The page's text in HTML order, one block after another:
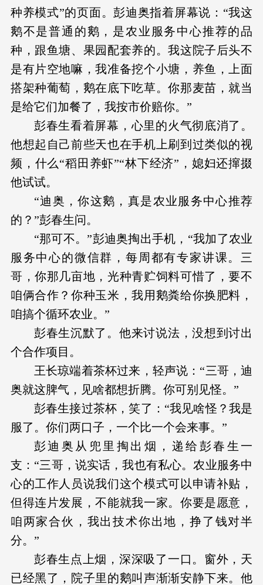
种养模式”的页面。彭迪奥指着屏幕说：“我这
鹅不是普通的鹅，是农业服务中心推荐的品
种，跟鱼塘、果园配套养的。我这院子后头不
是有片空地嘛，我准备挖个小塘，养鱼，上面
搭架种葡萄，鹅在底下吃草。你那麦苗，就当
是给它们加餐了，我按市价赔你。”
彭春生看着屏幕，心里的火气彻底消了。
他想起自己前些天也在手机上刷到过类似的视
频，什么“稻田养虾”“林下经济”，媳妇还撺掇
他试试。
“迪奥，你这鹅，真是农业服务中心推荐
的？”彭春生问。
“那可不。”彭迪奥掏出手机，“我加了农业
服务中心的微信群，每周都有专家讲课。三
哥，你那几亩地，光种青贮饲料可惜了，要不
咱俩合作？你种玉米，我用鹅粪给你换肥料，
咱搞个循环农业。”
彭春生沉默了。他来讨说法，没想到讨出
个合作项目。
王长琼端着茶杯过来，轻声说：“三哥，迪
奥就这脾气，见啥都想折腾。你可别见怪。”
彭春生接过茶杯，笑了：“我见啥怪？我是
服了。你们两口子，一个比一个会来事。”
彭迪奥从兜里掏出烟，递给彭春生一
支：“三哥，说实话，我也有私心。农业服务中
心的工作人员说我们这个模式可以申请补贴，
但得连片发展，不能就我一家。你要是愿意，
咱两家合伙，我出技术你出地，挣了钱对半
分。”
彭春生点上烟，深深吸了一口。窗外，天
已经黑了，院子里的鹅叫声渐渐安静下来。他